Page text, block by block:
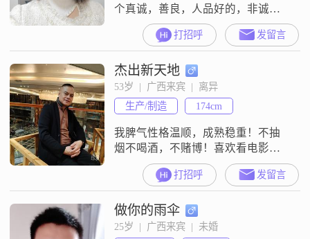
个真诚，善良，人品好的，非诚勿
打招呼 发留言
杰出新天地
53岁  |  广西来宾  |  离异
生产/制造
174cm
我脾气性格温顺，成熟稳重！不抽
烟不喝酒，不赌博！喜欢看电影，
旅行，唱歌，打羽毛球！期待一个
善良品德有素养三观接近的你出
现！共度余生！什么金融期货，帮
忙登录的！金融等骗子绕道！
打招呼 发留言
做你的雨伞
25岁  |  广西来宾  |  未婚